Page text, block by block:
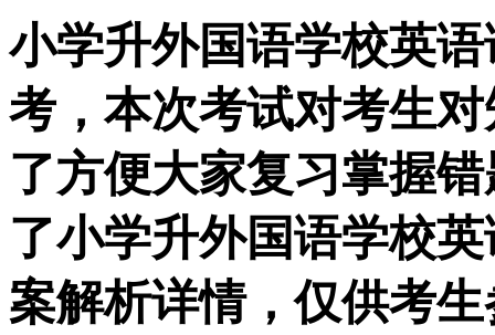
小学升外国语学校英
考，本次考试对考生
了方便大家复习掌握
了小学升外国语学校
案解析详情，仅供考